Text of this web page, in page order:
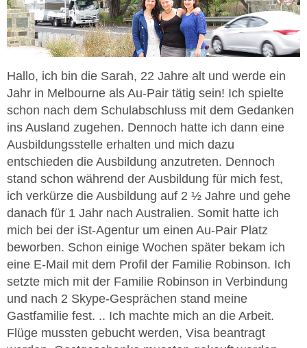
Hallo, ich bin die Sarah, 22 Jahre alt und werde ein
Jahr in Melbourne als Au-Pair tätig sein! Ich spielte
schon nach dem Schulabschluss mit dem Gedanken
ins Ausland zugehen. Dennoch hatte ich dann eine
Ausbildungsstelle erhalten und mich dazu
entschieden die Ausbildung anzutreten. Dennoch
stand schon während der Ausbildung für mich fest,
ich verkürze die Ausbildung auf 2 ½ Jahre und gehe
danach für 1 Jahr nach Australien. Somit hatte ich
mich bei der iSt-Agentur um einen Au-Pair Platz
beworben. Schon einige Wochen später bekam ich
eine E-Mail mit dem Profil der Familie Robinson. Ich
setzte mich mit der Familie Robinson in Verbindung
und nach 2 Skype-Gesprächen stand meine
Gastfamilie fest. .. Ich machte mich an die Arbeit.
Flüge mussten gebucht werden, Visa beantragt